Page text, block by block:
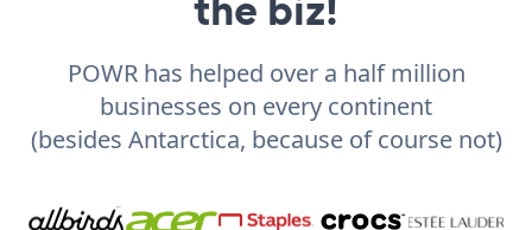
POWR has helped over a half million
businesses on every continent
(besides Antarctica, because of course not)